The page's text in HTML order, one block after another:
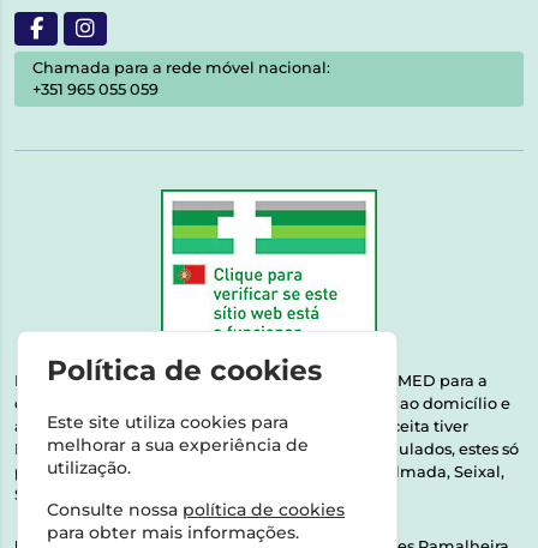
Chamada para a rede móvel nacional:
+351 965 055 059
Esta farmácia encontra-se autorizada pelo INFARMED para a
dispensa de medicamentos e produtos de saúde ao domicílio e
através da internet. Medicamentos | Se na sua receita tiver
MSRM, MNSRM, MSRMV ou Medicamentos Manipulados, estes só
podem ser entregues nos seguintes concelhos: Almada, Seixal,
Sesimbra, Oeiras e Lisboa.
Política de cookies
Este site utiliza cookies para
melhorar a sua experiência de
utilização.
Consulte nossa política de cookies
para obter mais informações.